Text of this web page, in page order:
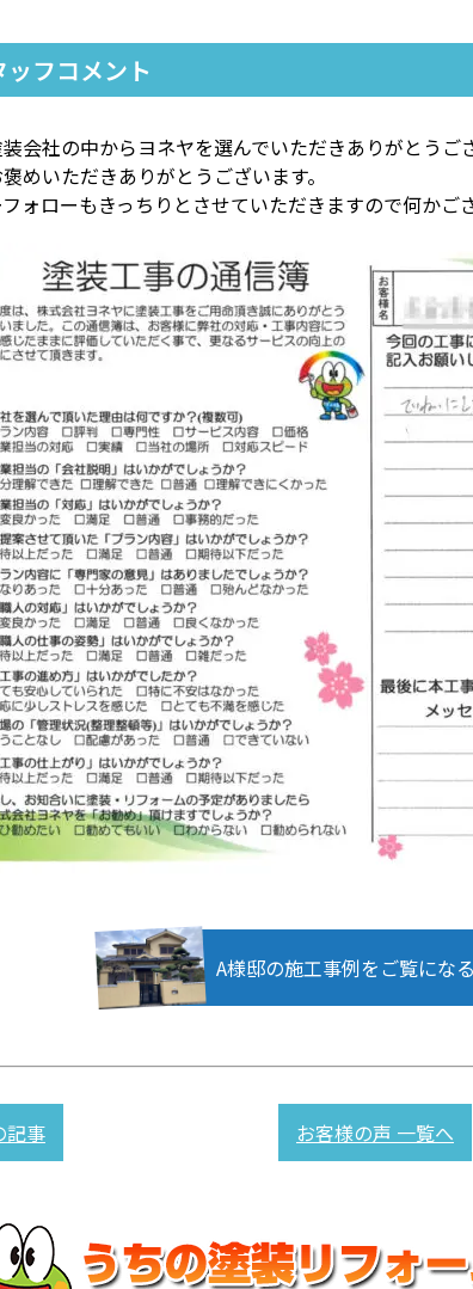
ッフコメント
会社の中からヨネヤを選んでいただきありがとうご
めいただきありがとうございます。
ォローもきっちりとさせていただきますので何か
A様邸の施工事例をご覧にな
事 お客様の声 一覧へ